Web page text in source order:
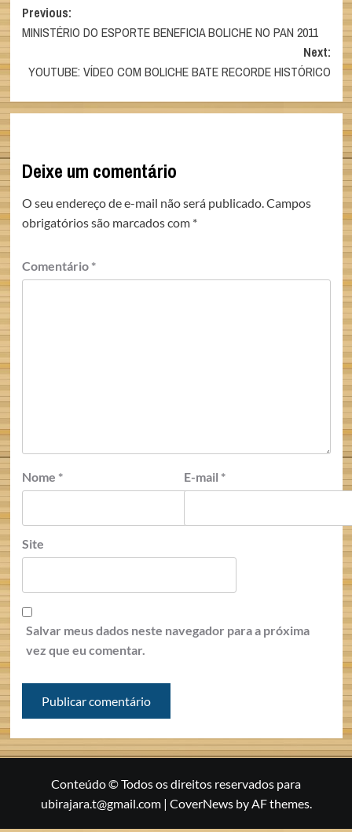
Post
navigation
Previous:
MINISTÉRIO DO ESPORTE BENEFICIA BOLICHE NO PAN 2011
Next:
YOUTUBE: VÍDEO COM BOLICHE BATE RECORDE HISTÓRICO
Deixe um comentário
O seu endereço de e-mail não será publicado.Campos
obrigatórios são marcados com *
Comentário *
Nome * E-mail *
Site
Salvar meus dados neste navegador para a próxima
vez que eu comentar.
Conteúdo © Todos os direitos reservados para
ubirajara.t@gmail.com | CoverNewsby AF themes.